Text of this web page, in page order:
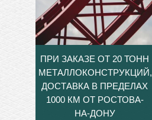
ПРИ ЗАКАЗЕ ОТ 20 ТОНН
МЕТАЛЛОКОНСТРУКЦИЙ,
ДОСТАВКА В ПРЕДЕЛАХ
1000 КМ ОТ РОСТОВА-
НА-ДОНУ